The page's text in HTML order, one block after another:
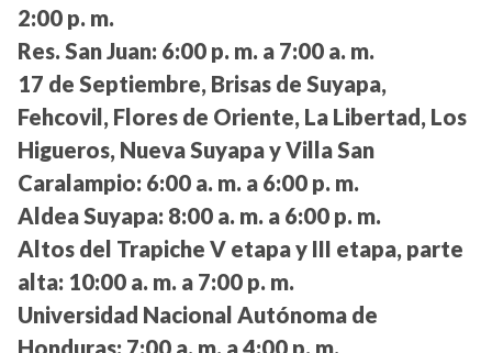
2:00 p. m.
Res. San Juan: 6:00 p. m. a 7:00 a. m.
17 de Septiembre, Brisas de Suyapa,
Fehcovil, Flores de Oriente, La Libertad, Los
Higueros, Nueva Suyapa y Villa San
Caralampio: 6:00 a. m. a 6:00 p. m.
Aldea Suyapa: 8:00 a. m. a 6:00 p. m.
Altos del Trapiche V etapa y III etapa, parte
alta: 10:00 a. m. a 7:00 p. m.
Universidad Nacional Autónoma de
Honduras: 7:00 a. m. a 4:00 p. m.